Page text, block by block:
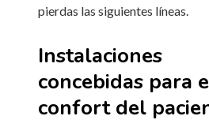
pierdas las siguientes líneas.
Instalaciones
concebidas para
confort del